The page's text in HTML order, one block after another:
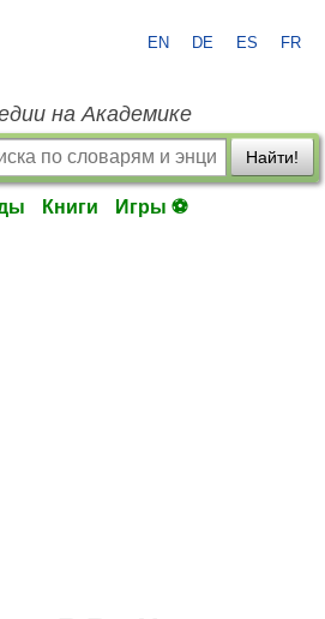
EN DE ES FR
на Академике
Найти!
Книги Игры ⚽